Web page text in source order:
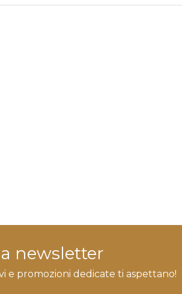
newsletter
e promozioni dedicate ti aspettano!